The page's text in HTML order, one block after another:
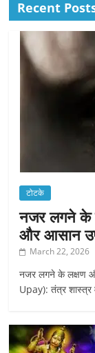
Recent
टोटके
नजर लगने के
और आसान
March 22, 2026
नजर लगने के लक्षण
Upay): तंत्र